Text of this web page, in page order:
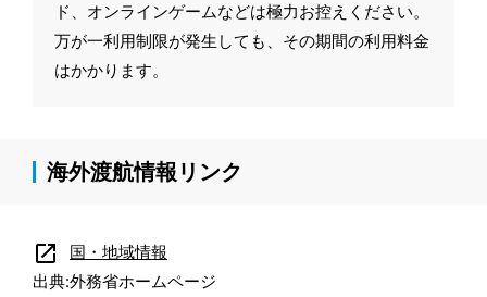
ド、オンラインゲームなどは極力お控えください。
万が一利用制限が発生しても、その期間の利用料金
はかかります。
海外渡航情報リンク
open_in_new
国・地域情報
出典:外務省ホームページ